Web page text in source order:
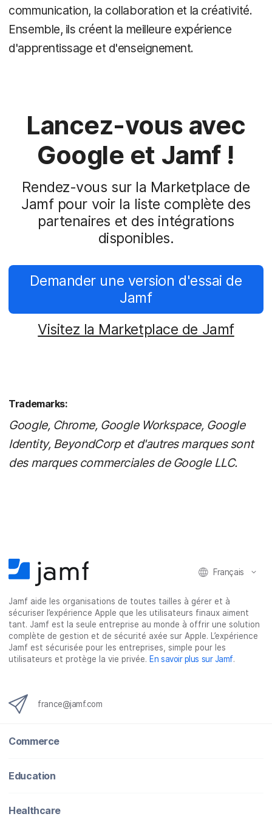
communication, la collaboration et la créativité.
Ensemble, ils créent la meilleure expérience
d'apprentissage et d'enseignement.
Lancez-vous avec
Google et Jamf !
Rendez-vous sur la Marketplace de
Jamf pour voir la liste complète des
partenaires et des intégrations
disponibles.
Demander une version d'essai de
Jamf
Visitez la Marketplace de Jamf
Trademarks:
Google, Chrome, Google Workspace, Google
Identity, BeyondCorp et d'autres marques sont
des marques commerciales de Google LLC.
Français
Jamf aide les organisations de toutes tailles à gérer et à
sécuriser l’expérience Apple que les utilisateurs finaux aiment
tant. Jamf est la seule entreprise au monde à offrir une solution
complète de gestion et de sécurité axée sur Apple. L’expérience
Jamf est sécurisée pour les entreprises, simple pour les
utilisateurs et protège la vie privée. En savoir plus sur Jamf.
france@jamf.com
Commerce
Education
Healthcare